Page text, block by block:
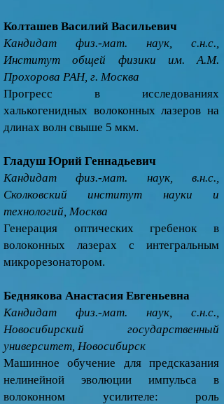
Колташев Василий Васильевич
Кандидат физ.-мат. наук, с.н.с.,
Институт общей физики им. А.М.
Прохорова РАН, г. Москва
Прогресс в исследованиях
халькогенидных волоконных лазеров на
длинах волн свыше 5 мкм.
Гладуш Юрий Геннадьевич
Кандидат физ.-мат. наук, в.н.с.,
Сколковский институт науки и
технологий, Москва
Генерация оптических гребенок в
волоконных лазерах с интегральным
микрорезонатором.
Беднякова Анастасия Евгеньевна
Кандидат физ.-мат. наук, с.н.с.,
Новосибирский государственный
университет, Новосибирск
Машинное обучение для предсказания
нелинейной эволюции импульса в
волоконном усилителе: роль